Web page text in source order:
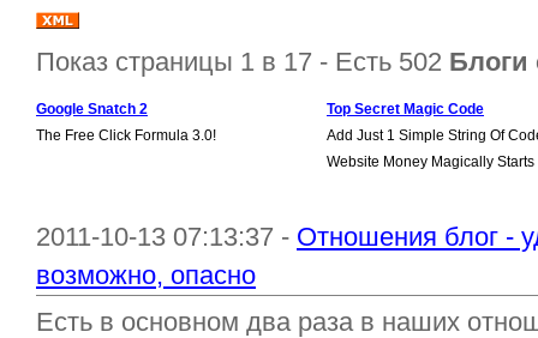
Показ страницы 1 в 17 - Есть 502 Блоги
Google Snatch 2
The Free Click Formula 3.0!
Top Secret Magic Code
Add Just 1 Simple String Of
Website Money Magically Starts
2011-10-13 07:13:37 - Отношения блог -
возможно, опасно
Есть в основном два раза в наших